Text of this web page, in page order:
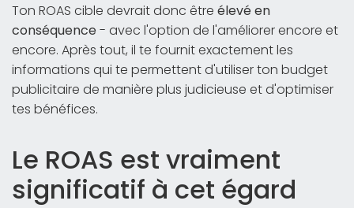
Ton ROAS cible devrait donc être élevé en
conséquence- avec l'option de l'améliorer encore et
encore. Après tout, il te fournit exactement les
informations qui te permettent d'utiliser ton budget
publicitaire de manière plus judicieuse et d'optimiser
tes bénéfices.
Le ROAS est vraiment
significatif à cet égard